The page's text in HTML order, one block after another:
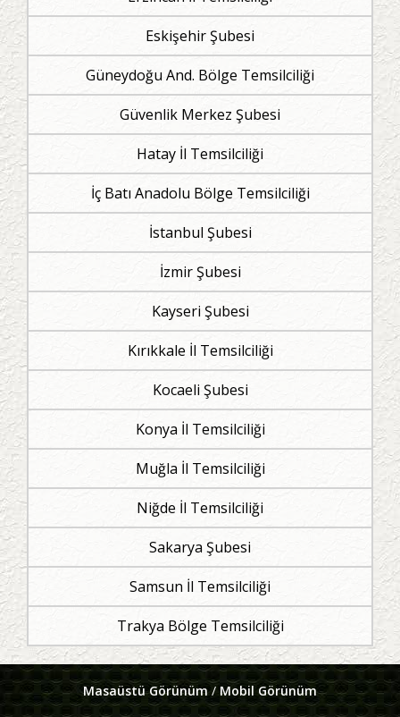
Eskişehir Şubesi
Güneydoğu And. Bölge Temsilciliği
Güvenlik Merkez Şubesi
Hatay İl Temsilciliği
İç Batı Anadolu Bölge Temsilciliği
İstanbul Şubesi
İzmir Şubesi
Kayseri Şubesi
Kırıkkale İl Temsilciliği
Kocaeli Şubesi
Konya İl Temsilciliği
Muğla İl Temsilciliği
Niğde İl Temsilciliği
Sakarya Şubesi
Samsun İl Temsilciliği
Trakya Bölge Temsilciliği
Masaüstü Görünüm/ Mobil Görünüm